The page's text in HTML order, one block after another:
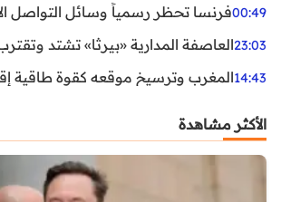
00:49فرنسا تحظر رسمياً وسائل التواصل
23:03العاصفة المدارية «بيرثا» تشتد
14:43المغرب وترسيخ موقعه كقوة طاقية
الأكثر مشاهدة